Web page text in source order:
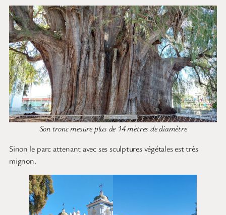
Son tronc mesure plus de 14 mètres de diamètre
Sinon le parc attenant avec ses sculptures végétales est très
mignon.